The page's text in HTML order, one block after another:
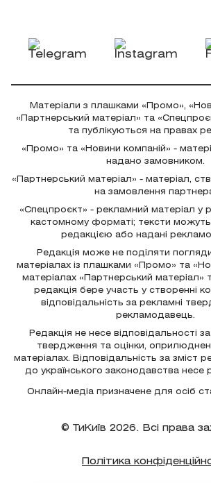
Матеріали з плашками «Промо»,
«Партнерський матеріал» та
та публікуються на правах
«Промо» та «Новини компаній» -
надано замовником.
«Партнерський матеріал» - матеріал,
на замовлення
«Спецпроєкт» - рекламний матеріал у
кастомному форматі; тексти можуть
редакцією або надані
Редакція може не поділяти
матеріалах із плашками «Промо» та
матеріалах «Партнерський матеріал»
редакція бере участь у створенні
відповідальність за рекламні
рекламодавець.
Редакція не несе відповідальності
твердження та оцінки,
матеріалах. Відповідальність за зміст
до українського законодавства несе
Онлайн-медіа призначене для осіб
© ТиКиїв 2026. Всі права
Політика